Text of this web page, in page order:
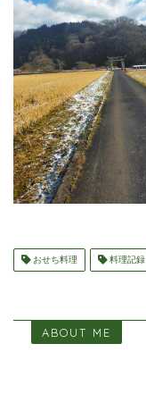
おせち料理 料理記録
ABOUT ME